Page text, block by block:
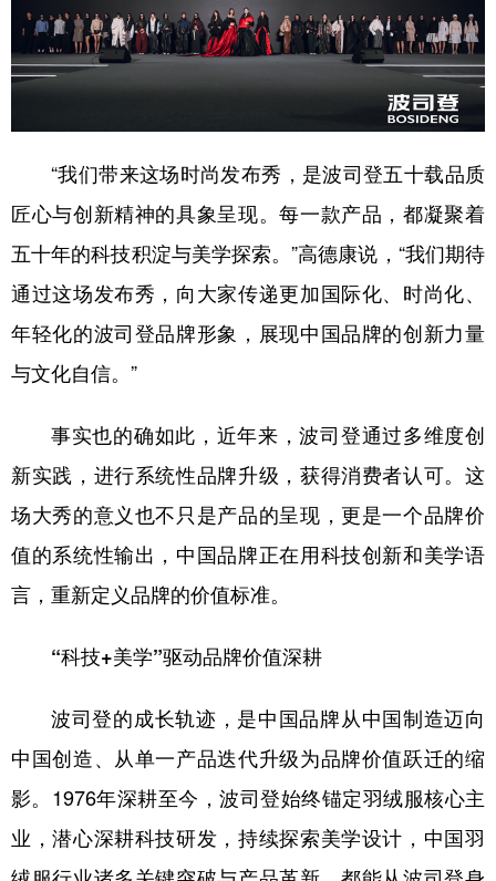
“我们带来这场时尚发布秀，是波司登五十载品质
匠心与创新精神的具象呈现。每一款产品，都凝聚着
五十年的科技积淀与美学探索。”高德康说，“我们期待
通过这场发布秀，向大家传递更加国际化、时尚化、
年轻化的波司登品牌形象，展现中国品牌的创新力量
与文化自信。”
事实也的确如此，近年来，波司登通过多维度创
新实践，进行系统性品牌升级，获得消费者认可。这
场大秀的意义也不只是产品的呈现，更是一个品牌价
值的系统性输出，中国品牌正在用科技创新和美学语
言，重新定义品牌的价值标准。
“科技+美学”驱动品牌价值深耕
波司登的成长轨迹，是中国品牌从中国制造迈向
中国创造、从单一产品迭代升级为品牌价值跃迁的缩
影。1976年深耕至今，波司登始终锚定羽绒服核心主
业，潜心深耕科技研发，持续探索美学设计，中国羽